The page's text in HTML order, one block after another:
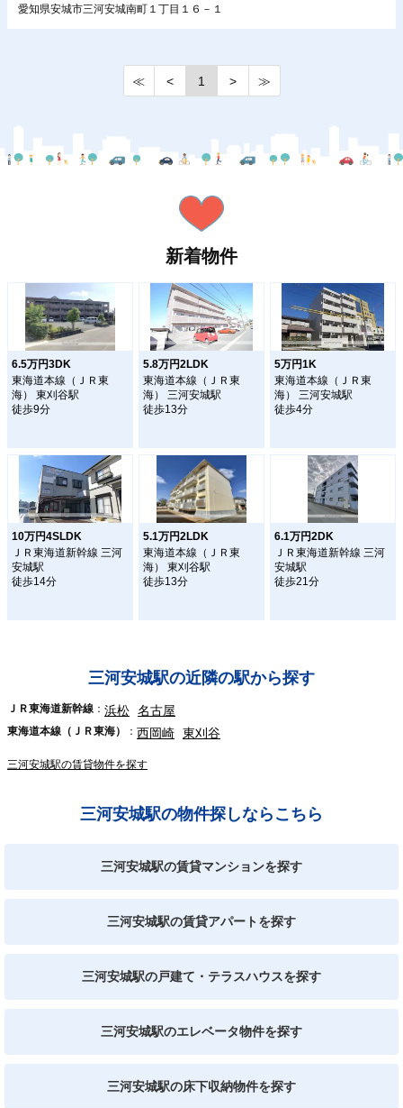
愛知県安城市三河安城南町１丁目１６－１
≪ < 1 > ≫
新着物件
6.5万円3DK
東海道本線（ＪＲ東
海） 東刈谷駅
徒歩9分
5.8万円2LDK
東海道本線（ＪＲ東
海） 三河安城駅
徒歩13分
5万円1K
東海道本線（ＪＲ東
海） 三河安城駅
徒歩4分
10万円4SLDK
ＪＲ東海道新幹線 三河
安城駅
徒歩14分
5.1万円2LDK
東海道本線（ＪＲ東
海） 東刈谷駅
徒歩13分
6.1万円2DK
ＪＲ東海道新幹線 三河
安城駅
徒歩21分
三河安城駅の近隣の駅から探す
ＪＲ東海道新幹線 浜松 名古屋
東海道本線（ＪＲ東海） 西岡崎 東刈谷
三河安城駅の賃貸物件を探す
三河安城駅の物件探しならこちら
三河安城駅の賃貸マンションを探す
三河安城駅の賃貸アパートを探す
三河安城駅の戸建て・テラスハウスを探す
三河安城駅のエレベータ物件を探す
三河安城駅の床下収納物件を探す